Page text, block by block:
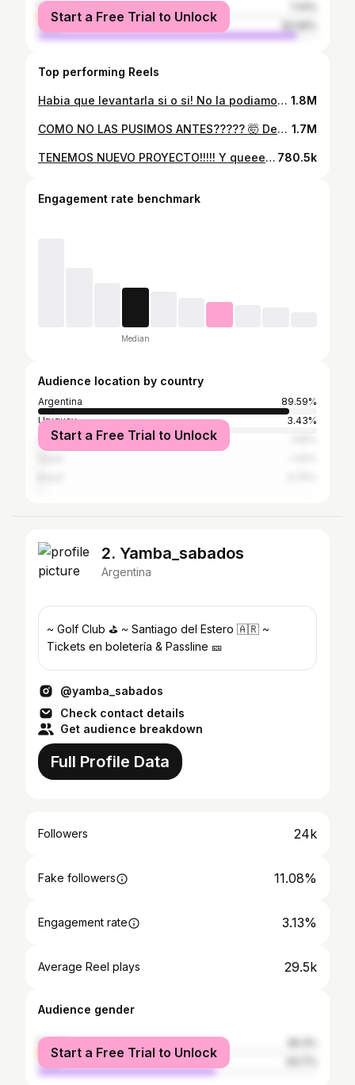
female
male
Start a Free Trial to Unlock
Top performing Reels
Habia que levantarla si o si! No la podiamos entregar sin ponerle un kit de altura jajaja… No fue mucho porque la Hilux ya estaba alta, pero quedo un sueño!!! 😍 1.8M
COMO NO LAS PUSIMOS ANTES????? 🤯 Desde el día 1 que me imagine a la Hilux con las llantas de la SR5 Milenium, y no le erré. Son LAS llantas para esta chata!!! Y mencion especial para el mago de @workwheelsok que hizo magia y las dejo como 0km. No duden en llevarle las suyas!! Comentame si te gustan o cuales le hubieras puesto? 1.7M
TENEMOS NUEVO PROYECTO!!!!! Y queeee proyectazo!!!! 🤯🤯🤯 Bienvenida Honda CRX 91’! Hay mucho mucho mucho por hacer, pero el plan de acción ya lo tenemos pensado y aca se los cuento, el resto, serán hs y hs de laburo para dejarla como esta coupe se merece. Cuando esté terminada, no lo van a poder creer! Dejame en comentarios de que color crees que va a ir pintada, y si asertas, te ganas una vuelta cuando este lista.. 🤟🏼 780.5k
Engagement rate benchmark
Median
Audience location by country
Argentina
89.59%
Uruguay
3.43%
Chile
Start a Free Trial to Unlock
2. Yamba_sabados
Argentina
~ Golf Club ⛳️ ~ Santiago del Estero 🇦🇷 ~
Tickets en boletería & Passline 🎫
@yamba_sabados
Check contact details
Get audience breakdown
Full Profile Data
Followers 24k
Fake followers 11.08%
Engagement rate 3.13%
Average Reel plays 29.5k
Audience gender
female
male
Start a Free Trial to Unlock